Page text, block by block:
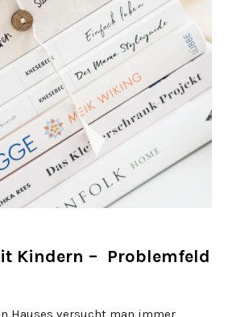
Kindern – Problemfeld
Hauses versucht man immer